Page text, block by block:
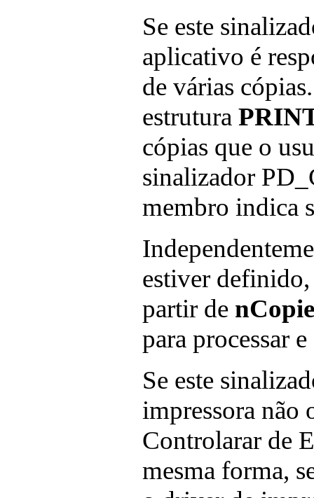
Se este
aplicativo é
de várias
estrutura
cópias que o
sinalizador
membro indica
estiver
partir de
para processar
Se este
impressora não
Controlarar de
mesma forma,